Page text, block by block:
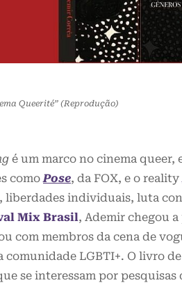
Queerité” (Reprodução)
é um marco no cinema queer,
comoPose, da FOX, e o reality
liberdades individuais, luta
Mix Brasil, Ademir chegou
com membros da cena de
comunidade LGBTI+. O livro
se interessam por